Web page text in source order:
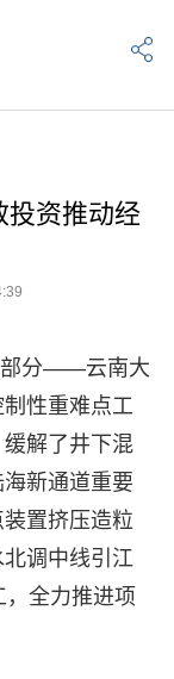
投资推动经
部分——云南大
性重难点工
解了井下混
新通道重要
置挤压造粒
调中线引江
全力推进项